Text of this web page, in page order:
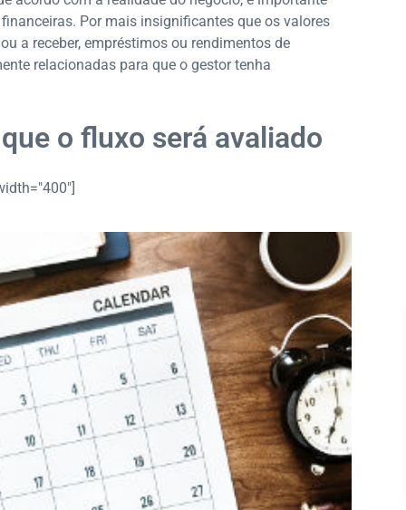
Por mais insignificantes que os valores
a receber, empréstimos ou rendimentos de
relacionadas para que o gestor tenha
o fluxo será avaliado